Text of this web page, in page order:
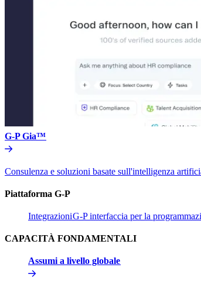
G-P Gia™​​
Consulenza e soluzioni basate sull'intelligenza
Piattaforma G-P​​
Integrazioni​​G-P interfaccia per la
CAPACITÀ FONDAMENTALI​​
Assumi a livello globale​​